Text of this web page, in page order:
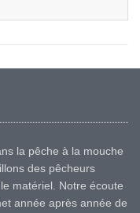
la pêche à la mouche
des pêcheurs
matériel. Notre écoute
année après année de